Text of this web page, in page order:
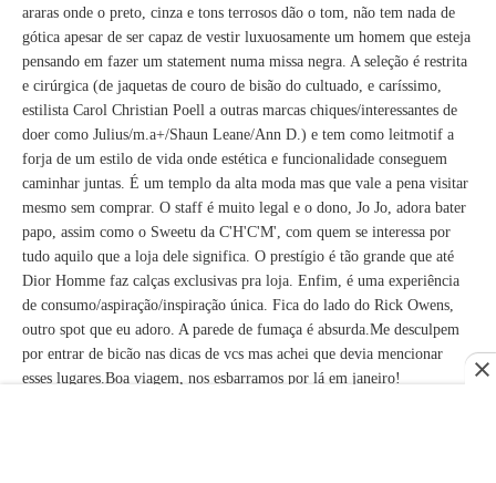
araras onde o preto, cinza e tons terrosos dão o tom, não tem nada de
gótica apesar de ser capaz de vestir luxuosamente um homem que esteja
pensando em fazer um statement numa missa negra. A seleção é restrita
e cirúrgica (de jaquetas de couro de bisão do cultuado, e caríssimo,
estilista Carol Christian Poell a outras marcas chiques/interessantes de
doer como Julius/m.a+/Shaun Leane/Ann D.) e tem como leitmotif a
forja de um estilo de vida onde estética e funcionalidade conseguem
caminhar juntas. É um templo da alta moda mas que vale a pena visitar
mesmo sem comprar. O staff é muito legal e o dono, Jo Jo, adora bater
papo, assim como o Sweetu da C'H'C'M', com quem se interessa por
tudo aquilo que a loja dele significa. O prestígio é tão grande que até
Dior Homme faz calças exclusivas pra loja. Enfim, é uma experiência
de consumo/aspiração/inspiração única. Fica do lado do Rick Owens,
outro spot que eu adoro. A parede de fumaça é absurda.Me desculpem
por entrar de bicão nas dicas de vcs mas achei que devia mencionar
esses lugares.Boa viagem, nos esbarramos por lá em janeiro!